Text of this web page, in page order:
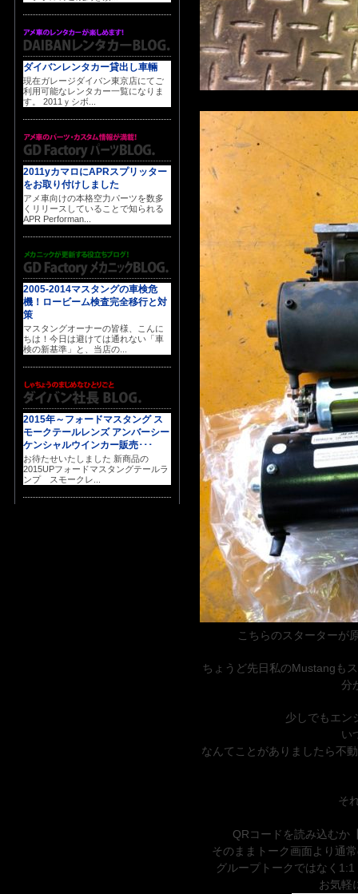
こちらのスターターが
ちょうど先日私のMustangも
分
少しでもエン
い
なんてことがありましたら不
そ
QRコードを読み込むか
そのままトーク画面より通
グループトークではなく
お気軽